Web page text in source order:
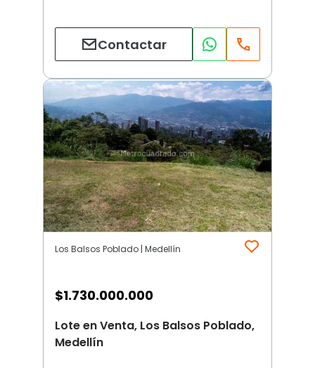
Contactar
Los Balsos Poblado | Medellín
$1.730.000.000
Lote en Venta, Los Balsos Poblado,
Medellín